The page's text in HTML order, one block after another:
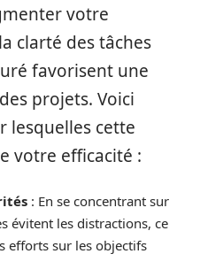
votre
clarté des tâches
favorisent une
projets. Voici
lesquelles cette
votre efficacité :
: En se concentrant sur
évitent les distractions, ce
efforts sur les objectifs